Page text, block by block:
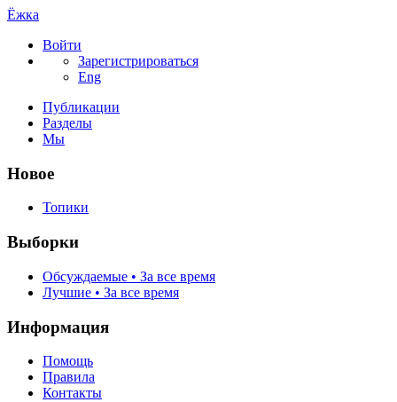
Ёжка
Войти
Зарегистрироваться
Eng
Публикации
Разделы
Мы
Новое
Топики
Выборки
Обсуждаемые • За все время
Лучшие • За все время
Информация
Помощь
Правила
Контакты